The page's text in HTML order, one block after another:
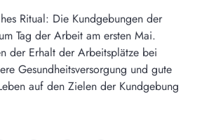
Ritual: Die Kundgebungen der
Tag der Arbeit am ersten Mai.
der Erhalt der Arbeitsplätze bei
Gesundheitsversorgung und gute
auf den Zielen der Kundgebung